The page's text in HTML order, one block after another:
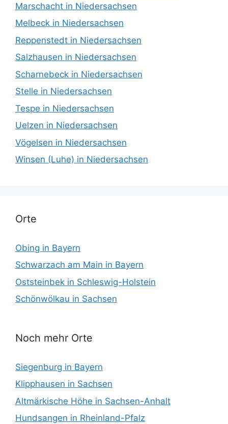
Marschacht in Niedersachsen
Melbeck in Niedersachsen
Reppenstedt in Niedersachsen
Salzhausen in Niedersachsen
Scharnebeck in Niedersachsen
Stelle in Niedersachsen
Tespe in Niedersachsen
Uelzen in Niedersachsen
Vögelsen in Niedersachsen
Winsen (Luhe) in Niedersachsen
Orte
Obing in Bayern
Schwarzach am Main in Bayern
Oststeinbek in Schleswig-Holstein
Schönwölkau in Sachsen
Noch mehr Orte
Siegenburg in Bayern
Klipphausen in Sachsen
Altmärkische Höhe in Sachsen-Anhalt
Hundsangen in Rheinland-Pfalz